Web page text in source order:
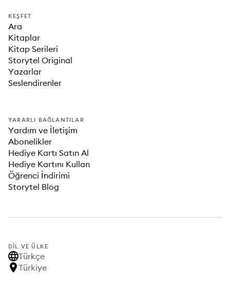
KEŞFET
Ara
Kitaplar
Kitap Serileri
Storytel Original
Yazarlar
Seslendirenler
YARARLI BAĞLANTILAR
Yardım ve İletişim
Abonelikler
Hediye Kartı Satın Al
Hediye Kartını Kullan
Öğrenci İndirimi
Storytel Blog
DIL VE ÜLKE
Türkçe
Türkiye